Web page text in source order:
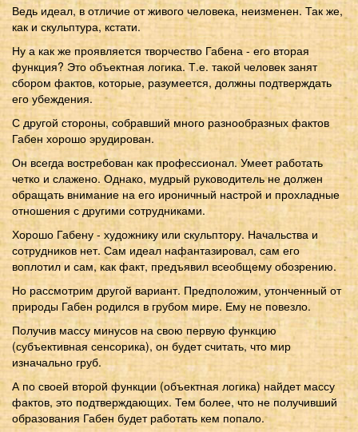
Ведь идеал, в отличие от живого человека, неизменен. Так же,
как и скульптура, кстати.
Ну а как же проявляется творчество Габена - его вторая
функция? Это объектная логика. Т.е. такой человек занят
сбором фактов, которые, разумеется, должны подтверждать
его убеждения.
С другой стороны, собравший много разнообразных фактов
Габен хорошо эрудирован.
Он всегда востребован как профессионал. Умеет работать
четко и слажено. Однако, мудрый руководитель не должен
обращать внимание на его ироничный настрой и прохладные
отношения с другими сотрудниками.
Хорошо Габену - художнику или скульптору. Начальства и
сотрудников нет. Сам идеал нафантазировал, сам его
воплотил и сам, как факт, предъявил всеобщему обозрению.
Но рассмотрим другой вариант. Предположим, утонченный от
природы Габен родился в грубом мире. Ему не повезло.
Получив массу минусов на свою первую функцию
(субъективная сенсорика), он будет считать, что мир
изначально груб.
А по своей второй функции (объектная логика) найдет массу
фактов, это подтверждающих. Тем более, что не получивший
образования Габен будет работать кем попало.